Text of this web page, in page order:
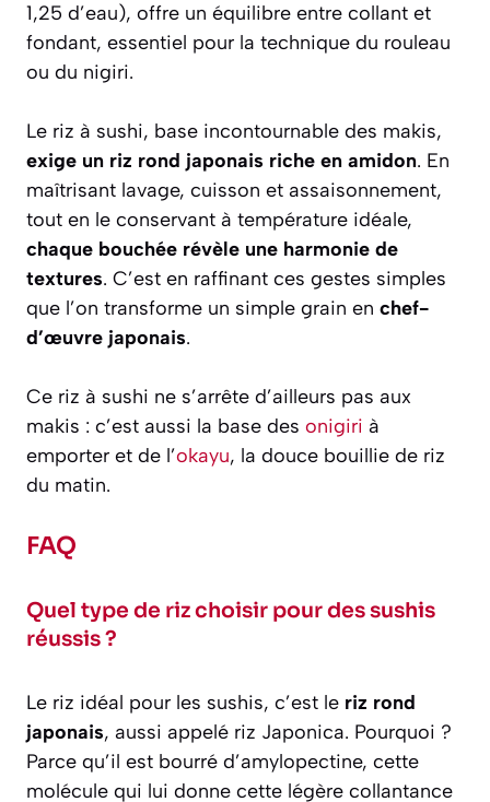
1,25 d’eau), offre un équilibre entre collant et
fondant, essentiel pour la technique du rouleau
ou du nigiri.
Le riz à sushi, base incontournable des makis,
exige un riz rond japonais riche en amidon. En
maîtrisant lavage, cuisson et assaisonnement,
tout en le conservant à température idéale,
chaque bouchée révèle une harmonie de
textures. C’est en raffinant ces gestes simples
que l’on transforme un simple grain en chef-
d’œuvre japonais.
Ce riz à sushi ne s’arrête d’ailleurs pas aux
makis : c’est aussi la base des onigiri à
emporter et de l’okayu, la douce bouillie de riz
du matin.
FAQ
Quel type de riz choisir pour des sushis
réussis ?
Le riz idéal pour les sushis, c’est le riz rond
japonais, aussi appelé riz Japonica. Pourquoi ?
Parce qu’il est bourré d’amylopectine, cette
molécule qui lui donne cette légère collantance